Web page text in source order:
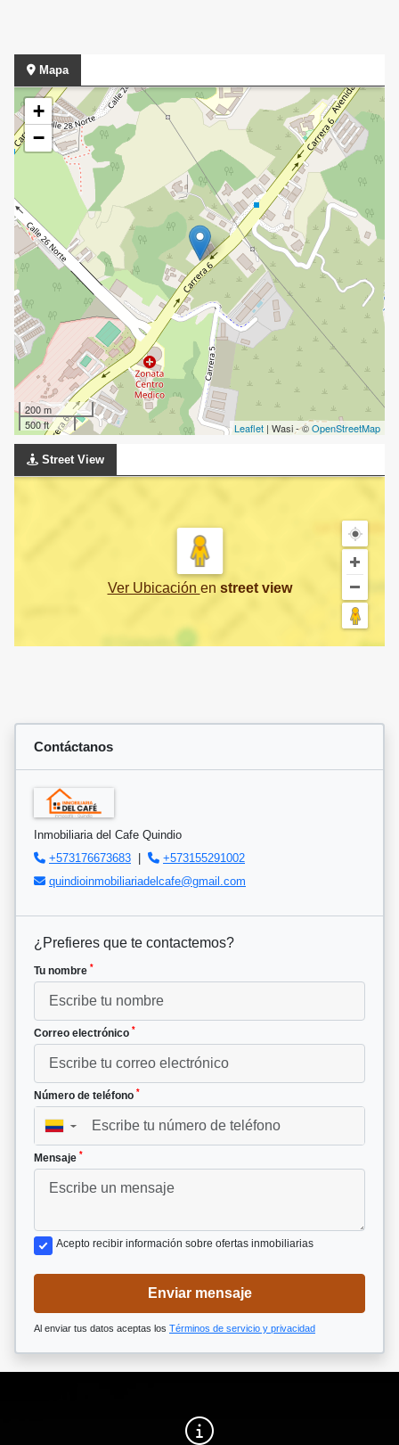
Mapa
+
−
200 m
500 ft
Leaflet | Wasi - ©OpenStreetMap
Street View
Ver Ubicación en street view
Contáctanos
Inmobiliaria del Cafe Quindio
+573176673683 |
+573155291002
quindioinmobiliariadelcafe@gmail.com
¿Prefieres que te contactemos?
Tu nombre *
Correo electrónico *
Número de teléfono *
▼
Mensaje *
Acepto recibir información sobre ofertas inmobiliarias
Enviar mensaje
Al enviar tus datos aceptas los Términos de servicio y privacidad